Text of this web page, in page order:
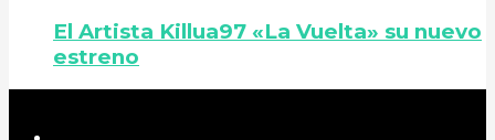
El Artista Killua97 «La Vuelta» su nuevo
estreno